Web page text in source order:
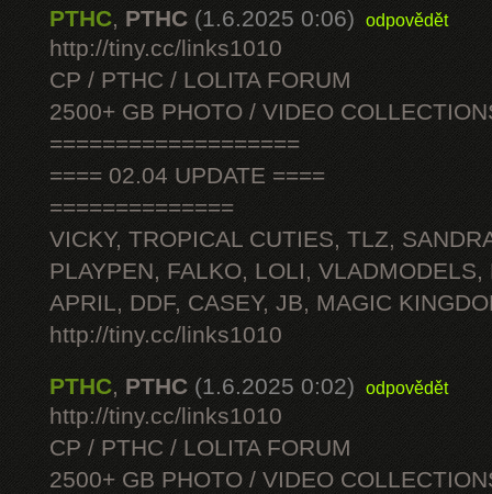
PTHC, PTHC (1.6.2025 0:06) odpovědět
http://tiny.cc/links1010
CP / PTHC / LOLITA FORUM
2500+ GB PHOTO / VIDEO
===================
==== 02.04 UPDATE ====
==============
VICKY, TROPICAL CUTIES, TLZ,
PLAYPEN, FALKO, LOLI, VLADMODELS,
APRIL, DDF, CASEY, JB, MAGIC
http://tiny.cc/links1010
PTHC, PTHC (1.6.2025 0:02) odpovědět
http://tiny.cc/links1010
CP / PTHC / LOLITA FORUM
2500+ GB PHOTO / VIDEO